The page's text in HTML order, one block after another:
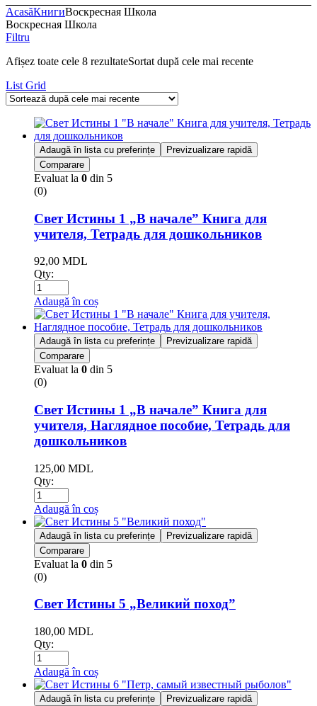
AcasăКнигиВоскресная Школа
Воскресная Школа
Filtru
Afișez toate cele 8 rezultateSortat după cele mai recente
List Grid
Adaugă în lista cu preferințe
Previzualizare rapidă
Comparare
Evaluat la 0 din 5
(0)
Свет Истины 1 „В начале” Книга для
учителя, Тетрадь для дошкольников
92,00 MDL
Qty:
Adaugă în coș
Adaugă în lista cu preferințe
Previzualizare rapidă
Comparare
Evaluat la 0 din 5
(0)
Свет Истины 1 „В начале” Книга для
учителя, Наглядное пособие, Тетрадь для
дошкольников
125,00 MDL
Qty:
Adaugă în coș
Adaugă în lista cu preferințe
Previzualizare rapidă
Comparare
Evaluat la 0 din 5
(0)
Свет Истины 5 „Великий поход”
180,00 MDL
Qty:
Adaugă în coș
Adaugă în lista cu preferințe
Previzualizare rapidă